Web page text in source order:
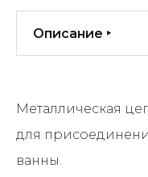
Металлическая
для
ванны.